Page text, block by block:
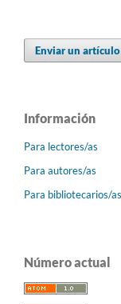
Enviar un artículo
Información
Para lectores/as
Para autores/as
Para bibliotecarios/as
Número actual